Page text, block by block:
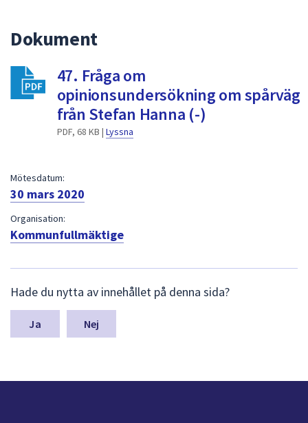
att
välja
något
Dokument
47. Fråga om
opinionsundersökning om spårväg
från Stefan Hanna (-)
PDF, 68 KB | Lyssna
Mötesdatum:
30 mars 2020
Organisation:
Kommunfullmäktige
ä
m
a
n
Hade du nytta av innehållet på denna sida?
Nej